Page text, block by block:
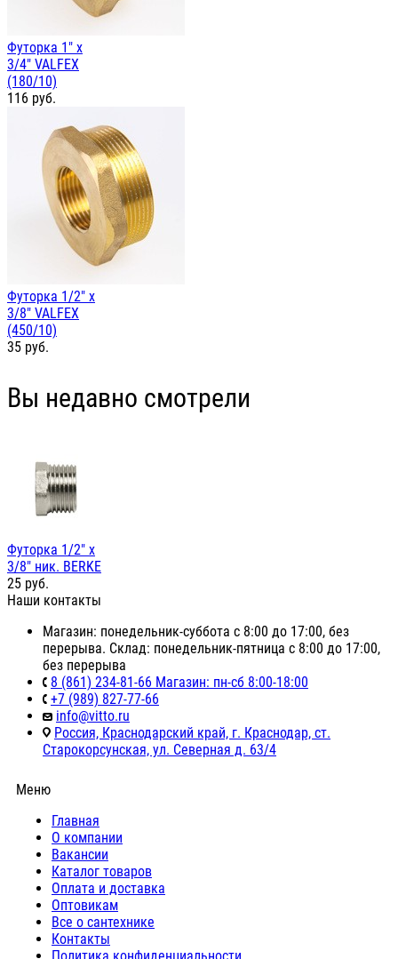
Футорка 1" х
3/4" VALFEX
(180/10)
116 руб.
Футорка 1/2" х
3/8" VALFEX
(450/10)
35 руб.
Вы недавно смотрели
Футорка 1/2" х
3/8" ник. BERKE
25 руб.
Наши контакты
Магазин: понедельник-суббота с 8:00 до 17:00, без
перерыва. Склад: понедельник-пятница с 8:00 до 17:00,
без перерыва
8 (861) 234-81-66 Магазин: пн-сб 8:00-18:00
+7 (989) 827-77-66
info@vitto.ru
Россия, Краснодарский край, г. Краснодар, ст.
Старокорсунская, ул. Северная д. 63/4
Меню
Главная
О компании
Вакансии
Каталог товаров
Оплата и доставка
Оптовикам
Все о сантехнике
Контакты